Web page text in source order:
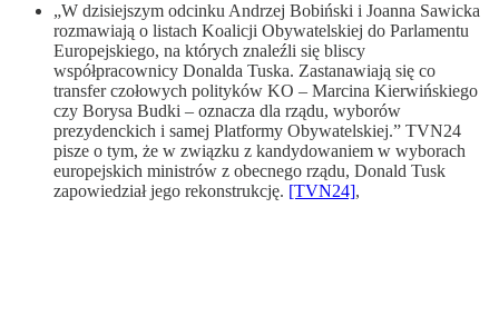
„W dzisiejszym odcinku Andrzej Bobiński i Joanna Sawicka
rozmawiają o listach Koalicji Obywatelskiej do Parlamentu
Europejskiego, na których znaleźli się bliscy
współpracownicy Donalda Tuska. Zastanawiają się co
transfer czołowych polityków KO – Marcina Kierwińskiego
czy Borysa Budki – oznacza dla rządu, wyborów
prezydenckich i samej Platformy Obywatelskiej.” TVN24
pisze o tym, że w związku z kandydowaniem w wyborach
europejskich ministrów z obecnego rządu, Donald Tusk
zapowiedział jego rekonstrukcję. [TVN24],